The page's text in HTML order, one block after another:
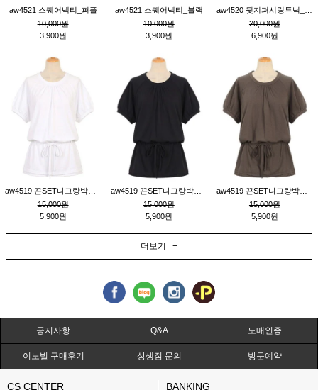
aw4521 스퀘어넥티_퍼플
10,000원
3,900원
aw4521 스퀘어넥티_블랙
10,000원
3,900원
20,000원
6,900원
15,000원
5,900원
15,000원
5,900원
15,000원
5,900원
더보기 +
공지사항 Q&A 도매인증
이노빌 구매후기 상생점 문의 방문예약
CS CENTER BANKING